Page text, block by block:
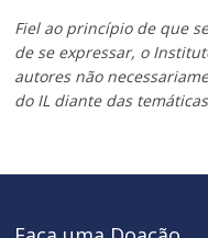
Fiel ao princípio de que
de se expressar, o
autores não
do IL diante das